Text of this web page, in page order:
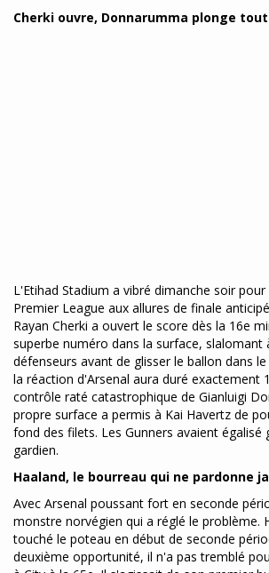
Cherki ouvre, Donnarumma plonge
L'Etihad Stadium a vibré dimanche soir
Premier League aux allures de finale
Rayan Cherki a ouvert le score dès la 16e
superbe numéro dans la surface, slalomant
défenseurs avant de glisser le ballon dans
la réaction d'Arsenal aura duré exactement
contrôle raté catastrophique de Gianluigi
propre surface a permis à Kai Havertz de
fond des filets. Les Gunners avaient égalisé
gardien.
Haaland, le bourreau qui ne pardonne
Avec Arsenal poussant fort en seconde
monstre norvégien qui a réglé le problème.
touché le poteau en début de seconde
deuxième opportunité, il n'a pas tremblé